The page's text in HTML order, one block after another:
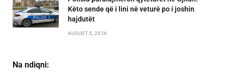
Këto sende që i lini në veturë po i joshin
hajdutët
AUGUST 5, 2026
Na ndiqni: